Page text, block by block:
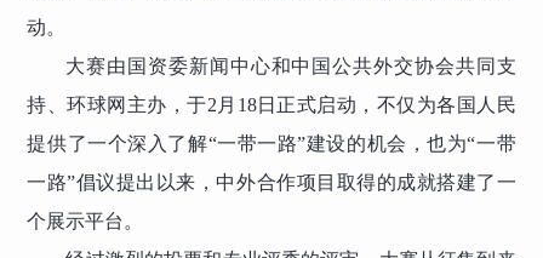
动。
大赛由国资委新闻中心和中国公共外交协会共同支
持、环球网主办，于2月18日正式启动，不仅为各国人民
提供了一个深入了解“一带一路”建设的机会，也为“一带
一路”倡议提出以来，中外合作项目取得的成就搭建了一
个展示平台。